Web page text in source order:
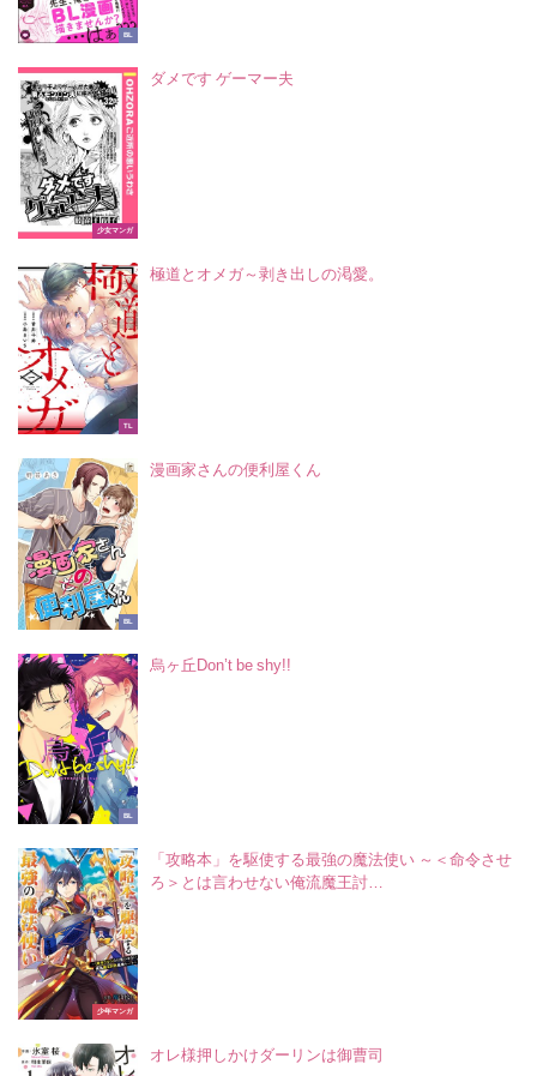
BL
少女マンガ
ダメです ゲーマー夫
TL
極道とオメガ～剥き出しの渇愛。
BL
漫画家さんの便利屋くん
BL
烏ヶ丘Don’t be shy!!
少年マンガ
「攻略本」を駆使する最強の魔法使い ～＜命令させ
ろ＞とは言わせない俺流魔王討…
オレ様押しかけダーリンは御曹司